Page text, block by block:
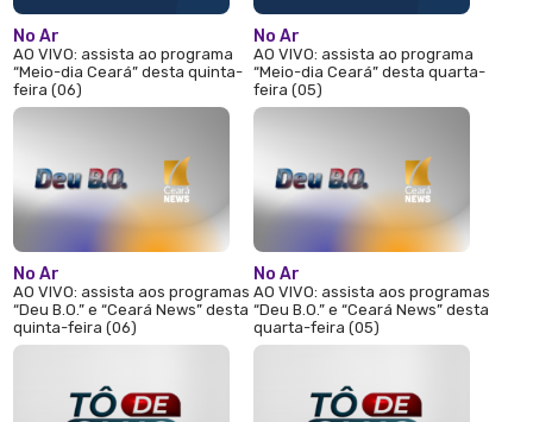
No Ar
AO VIVO: assista ao programa
“Meio-dia Ceará” desta quinta-
feira (06)
No Ar
AO VIVO: assista aos programas
“Deu B.O.” e “Ceará News” desta
quinta-feira (06)
No Ar
AO VIVO: assista ao programa
“Meio-dia Ceará” desta quarta-
feira (05)
No Ar
AO VIVO: assista aos programas
“Deu B.O.” e “Ceará News” desta
quarta-feira (05)